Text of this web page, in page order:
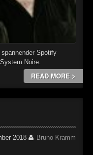
Spotify
Noire.
READ MORE >
2018 Bruno Kramm